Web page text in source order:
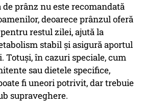
prânz nu este recomandată
deoarece prânzul oferă
restul zilei, ajută la
stabil și asigură aportul
Totuși, în cazuri speciale, cum
sau dietele specifice,
fi uneori potrivit, dar trebuie
supraveghere.